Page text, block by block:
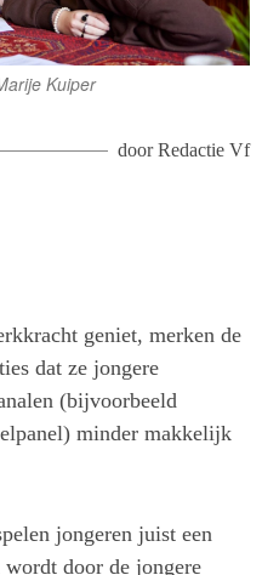
Kuiper
doorRedactie Vf
geniet, merken de
dat ze jongere
(bijvoorbeeld
minder makkelijk
jongeren juist een
door de jongere